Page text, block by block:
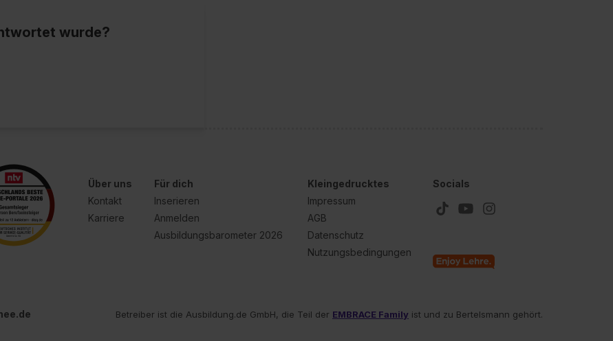
wurde?
Über uns
Kontakt
Karriere
Für dich
Inserieren
Anmelden
Ausbildungsbarometer 2026
Kleingedrucktes
Impressum
AGB
Datenschutz
Nutzungsbedingungen
Socials
Betreiber ist die Ausbildung.de GmbH, die Teil der EMBRACE Family ist und zu Bertelsmann gehört.